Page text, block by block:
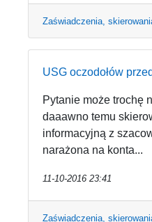
Zaświadczenia,
USG oczodołów
Pytanie może trochę
daaawno temu
informacyjną z
narażona na konta...
11-10-2016 23:41
Zaświadczenia,